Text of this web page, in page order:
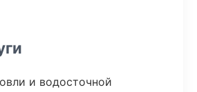
и водосточной